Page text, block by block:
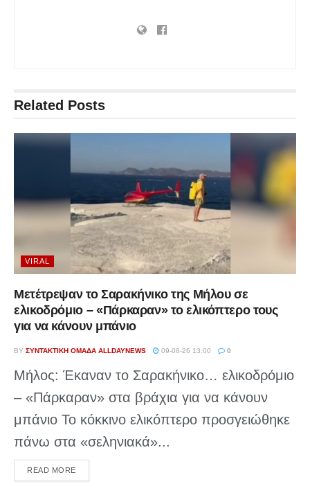
Related Posts
VIRAL
Μετέτρεψαν το Σαρακήνικο της Μήλου σε
ελικοδρόμιο – «Πάρκαραν» το ελικόπτερο τους
για να κάνουν μπάνιο
BY ΣΥΝΤΑΚΤΙΚΉ ΟΜΆΔΑ ALLDAYNEWS 09-08-26 13:00 0
Μήλος: Έκαναν το Σαρακήνικο… ελικοδρόμιο
– «Πάρκαραν» στα βράχια για να κάνουν
μπάνιο Το κόκκινο ελικόπτερο προσγειώθηκε
πάνω στα «σεληνιακά»...
READ MOREDETAILS